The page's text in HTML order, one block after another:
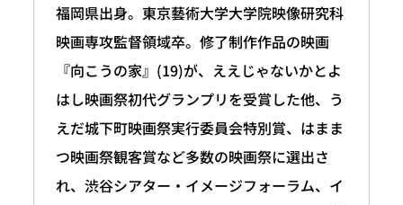
福岡県出身。東京藝術大学大学院映像研究科
映画専攻監督領域卒。修了制作作品の映画
『向こうの家』(19)が、ええじゃないかとよ
はし映画祭初代グランプリを受賞した他、う
えだ城下町映画祭実行委員会特別賞、はまま
つ映画祭観客賞など多数の映画祭に選出さ
れ、渋谷シアター・イメージフォーラム、イ